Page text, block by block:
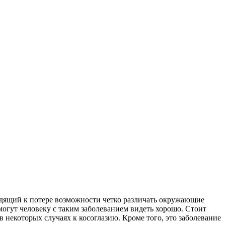
к потере возможности четко различать окружающие
человеку с таким заболеванием видеть хорошо. Стоит
случаях к косоглазию. Кроме того, это заболевание